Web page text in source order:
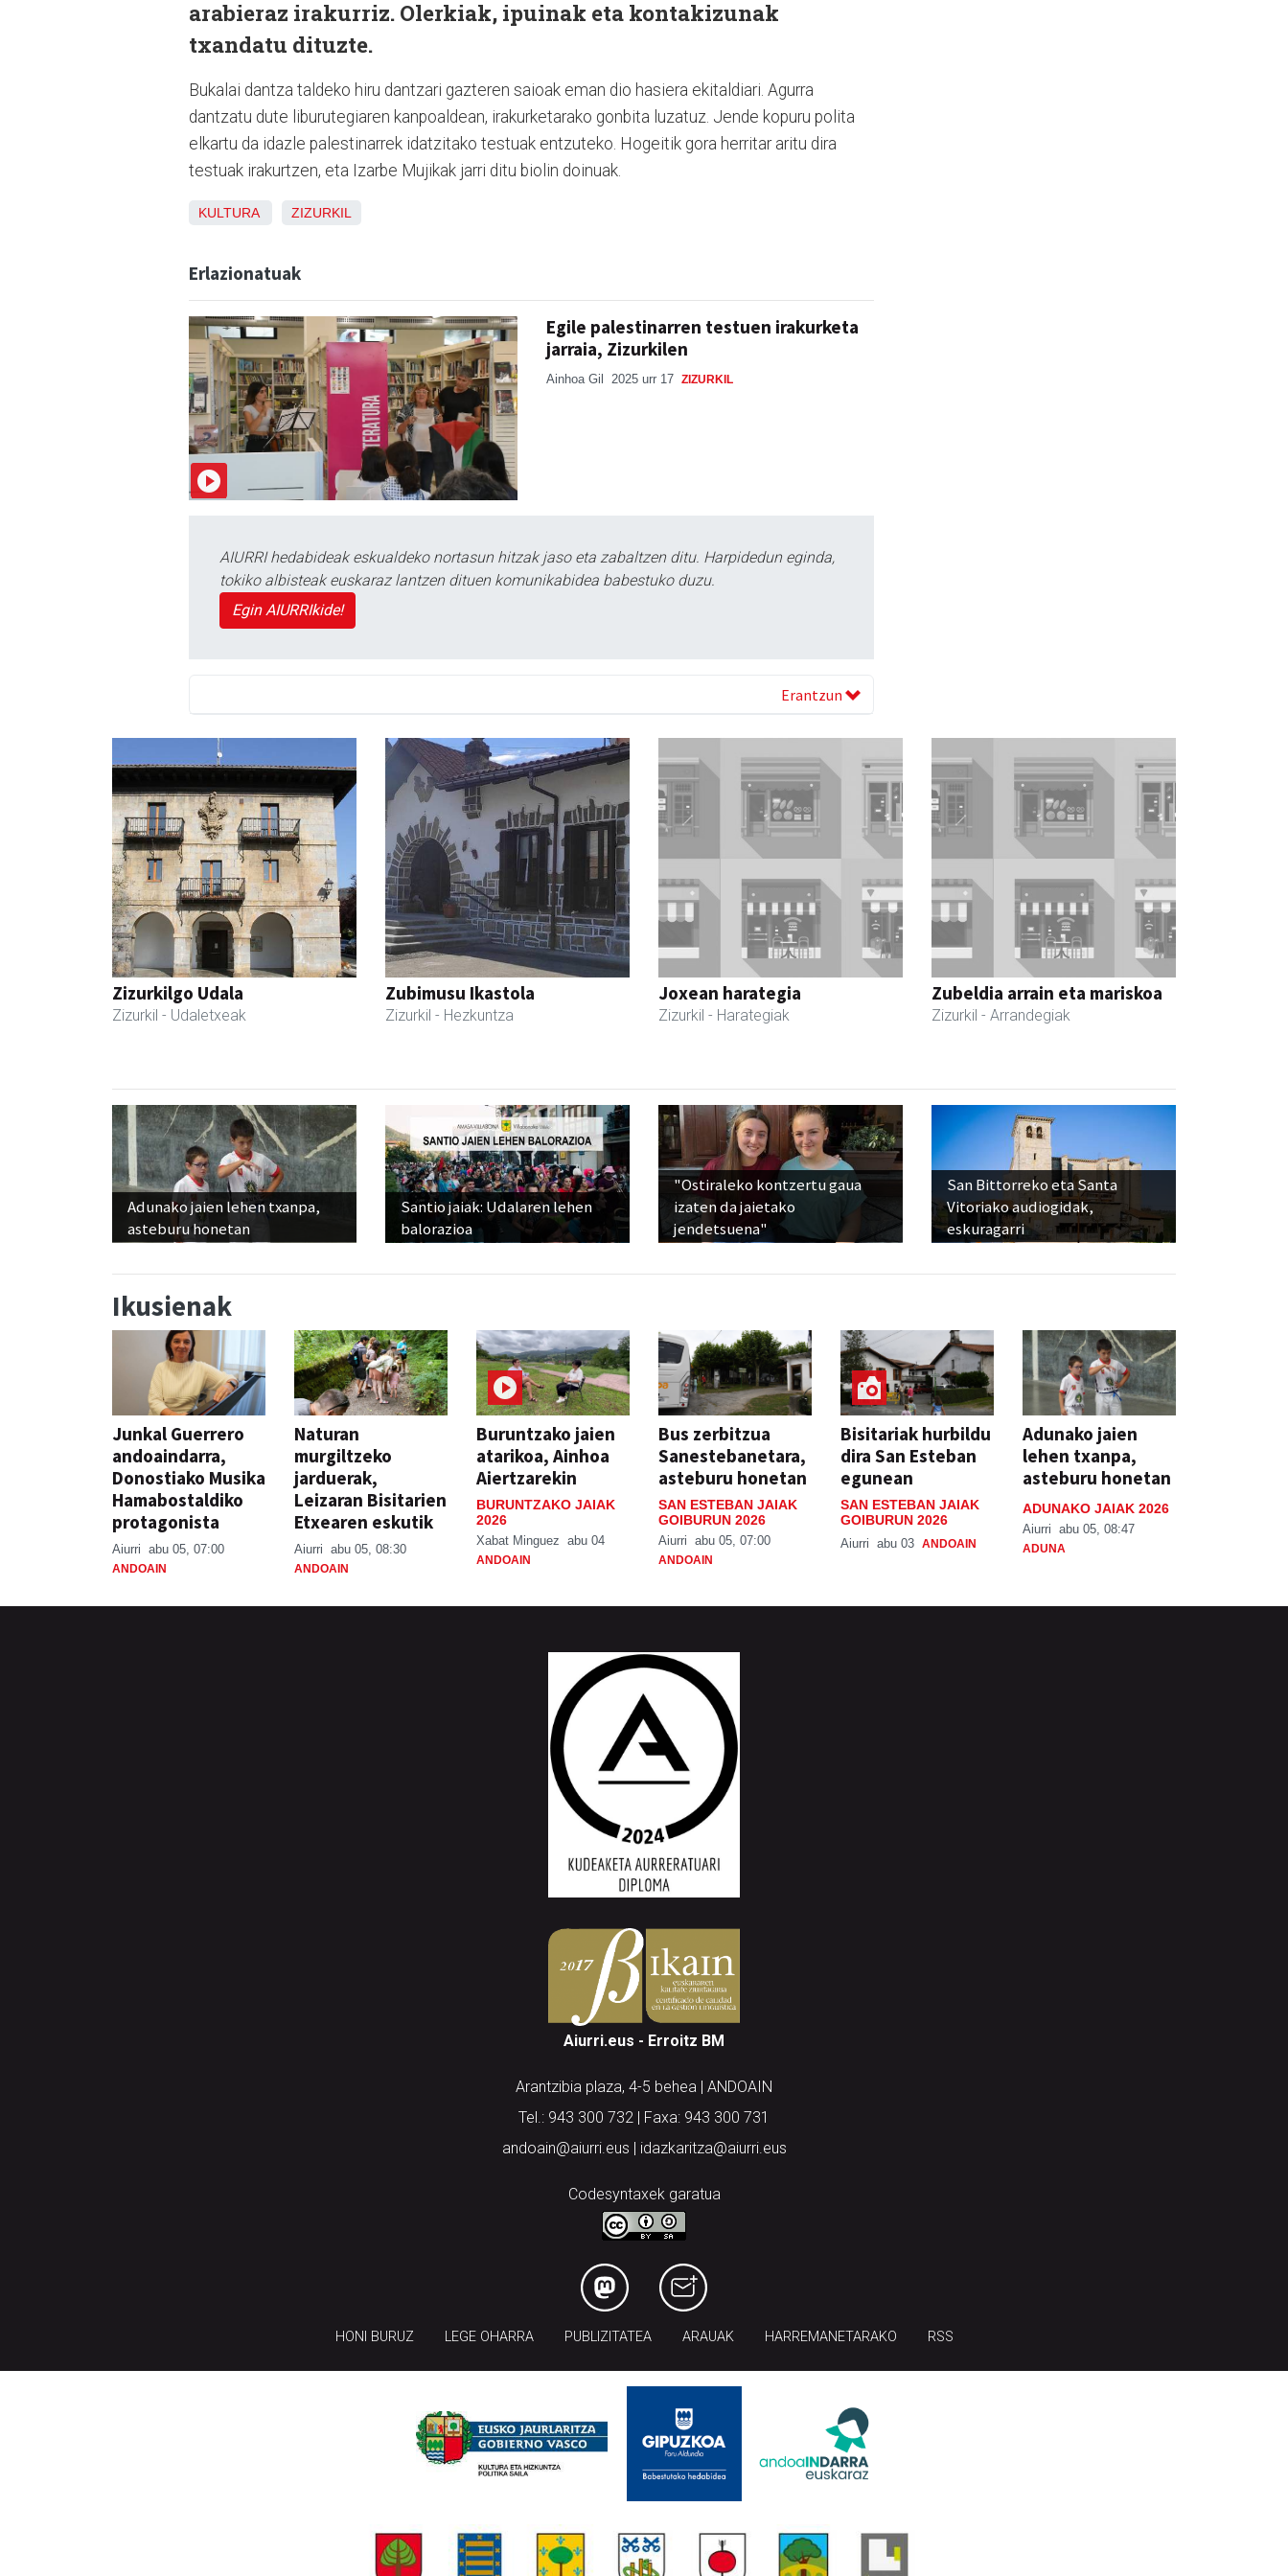
arabieraz irakurriz. Olerkiak, ipuinak eta kontakizunak
txandatu dituzte.
Bukalai dantza taldeko hiru dantzari gazteren saioak eman dio hasiera ekitaldiari. Agurra
dantzatu dute liburutegiaren kanpoaldean, irakurketarako gonbita luzatuz. Jende kopuru polita
elkartu da idazle palestinarrek idatzitako testuak entzuteko. Hogeitik gora herritar aritu dira
testuak irakurtzen, eta Izarbe Mujikak jarri ditu biolin doinuak.
KULTURA ZIZURKIL
Erlazionatuak
Egile palestinarren testuen irakurketa
jarraia, Zizurkilen
Ainhoa Gil 2025 urr 17 ZIZURKIL
AIURRI hedabideak eskualdeko nortasun hitzak jaso eta zabaltzen ditu. Harpidedun eginda,
tokiko albisteak euskaraz lantzen dituen komunikabidea babestuko duzu.
Egin AIURRIkide!
Erantzun
Zizurkilgo Udala
Zizurkil - Udaletxeak
Zubimusu Ikastola
Zizurkil - Hezkuntza
Joxean harategia
Zizurkil - Harategiak
Zubeldia arrain eta mariskoa
Zizurkil - Arrandegiak
Adunako jaien lehen txanpa,
asteburu honetan
Santio jaiak: Udalaren lehen
balorazioa
"Ostiraleko kontzertu gaua
izaten da jaietako
jendetsuena"
San Bittorreko eta Santa
Vitoriako audiogidak,
eskuragarri
Ikusienak
Junkal Guerrero
andoaindarra,
Donostiako Musika
Hamabostaldiko
protagonista
Aiurri abu 05, 07:00
ANDOAIN
Naturan
murgiltzeko
jarduerak,
Leizaran Bisitarien
Etxearen eskutik
Aiurri abu 05, 08:30
ANDOAIN
Buruntzako jaien
atarikoa, Ainhoa
Aiertzarekin
BURUNTZAKO JAIAK
2026
Xabat Minguez abu 04
ANDOAIN
Bus zerbitzua
Sanestebanetara,
asteburu honetan
SAN ESTEBAN JAIAK
GOIBURUN 2026
Aiurri abu 05, 07:00
ANDOAIN
Bisitariak hurbildu
dira San Esteban
egunean
SAN ESTEBAN JAIAK
GOIBURUN 2026
Aiurri abu 03 ANDOAIN
Adunako jaien
lehen txanpa,
asteburu honetan
ADUNAKO JAIAK 2026
Aiurri abu 05, 08:47
ADUNA
Aiurri.eus - Erroitz BM
Arantzibia plaza, 4-5 behea | ANDOAIN
Tel.: 943 300 732 | Faxa: 943 300 731
andoain@aiurri.eus | idazkaritza@aiurri.eus
Codesyntaxek garatua
HONI BURUZ LEGE OHARRA PUBLIZITATEA ARAUAK HARREMANETARAKO RSS